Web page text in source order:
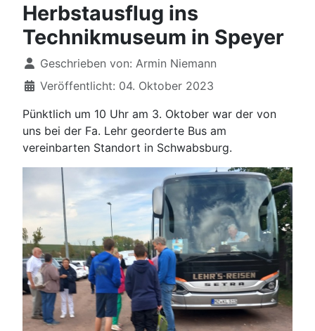
Herbstausflug ins
Technikmuseum in Speyer
DetailsGeschrieben von: Armin Niemann
Veröffentlicht: 04. Oktober 2023
Pünktlich um 10 Uhr am 3. Oktober war der von
uns bei der Fa. Lehr georderte Bus am
vereinbarten Standort in Schwabsburg.